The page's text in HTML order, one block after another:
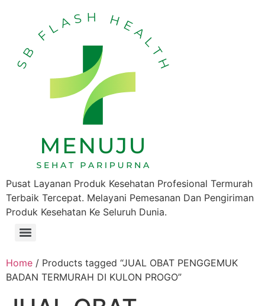
Pusat Layanan Produk Kesehatan Profesional Termurah
Terbaik Tercepat. Melayani Pemesanan Dan Pengiriman
Produk Kesehatan Ke Seluruh Dunia.
Home / Products tagged “JUAL OBAT PENGGEMUK
BADAN TERMURAH DI KULON PROGO”